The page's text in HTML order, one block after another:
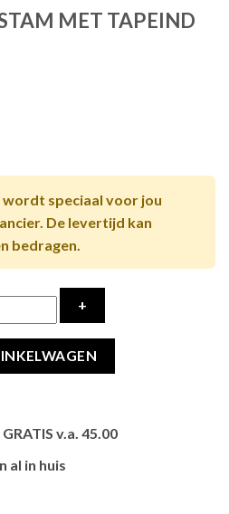
MET TAPEIND
speciaal voor jou
De levertijd kan
bedragen.
v.a. 45.00
gratis verzonden.
al in huis